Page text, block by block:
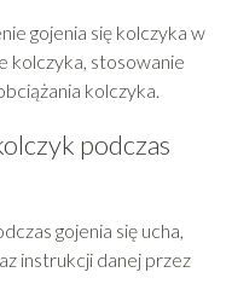
gojenia się kolczyka w
kolczyka, stosowanie
kolczyka.
podczas
gojenia się ucha,
instrukcji danej przez